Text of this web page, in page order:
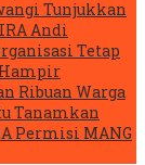
Tunjukkan
Andi
Tetap
Hampir
Ribuan Warga
Tanamkan
Permisi MANG